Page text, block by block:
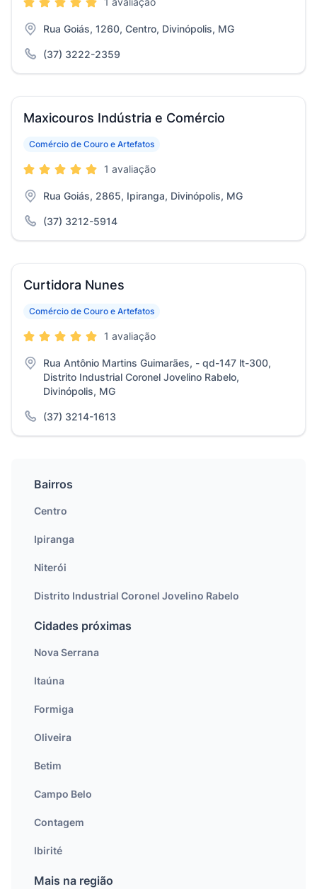
Rua Goiás, 1260, Centro, Divinópolis, MG
(37) 3222-2359
Maxicouros Indústria e Comércio
Comércio de Couro e Artefatos
1 avaliação
Rua Goiás, 2865, Ipiranga, Divinópolis, MG
(37) 3212-5914
Curtidora Nunes
Comércio de Couro e Artefatos
1 avaliação
Rua Antônio Martins Guimarães, - qd-147 lt-300,
Distrito Industrial Coronel Jovelino Rabelo,
Divinópolis, MG
(37) 3214-1613
Bairros
Centro
Ipiranga
Niterói
Distrito Industrial Coronel Jovelino Rabelo
Cidades próximas
Nova Serrana
Itaúna
Formiga
Oliveira
Betim
Campo Belo
Contagem
Ibirité
Mais na região